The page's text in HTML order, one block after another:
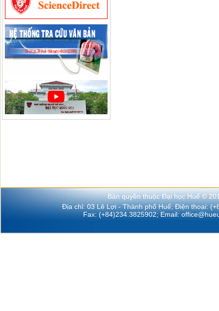
Bản quyền thuộc Đại học Huế ©
Địa chỉ: 03 Lê Lợi - Thành phố Huế; Điện thoại:
Fax: (+84)234.3825902; Email: